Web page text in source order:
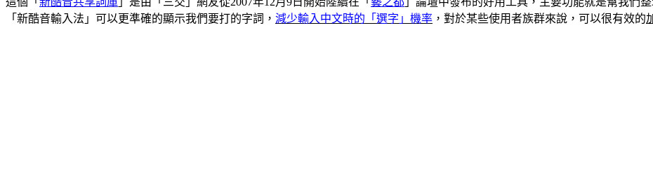
「新酷音輸入法」可以更準確的顯示我們要打的字詞， 減少輸入中文時的「選字」機率 ，對於某些使用者族群來說，可以很有效的